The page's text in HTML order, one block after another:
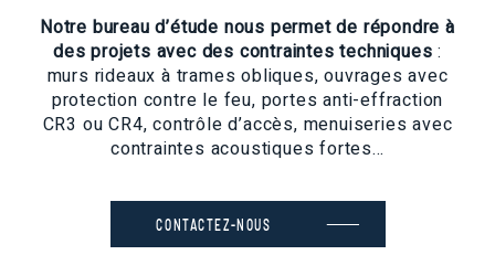
Notre bureau d’étude nous permet de répondre à
des projets avec des contraintes techniques :
murs rideaux à trames obliques, ouvrages avec
protection contre le feu, portes anti-effraction
CR3 ou CR4, contrôle d’accès, menuiseries avec
contraintes acoustiques fortes…
CONTACTEZ-NOUS